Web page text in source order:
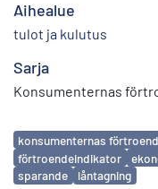
Aihealue
tulot ja kulutus
Sarja
Konsumenternas
Avainsanat
konsumenternas
förtroendeindikator
sparande
låntagning